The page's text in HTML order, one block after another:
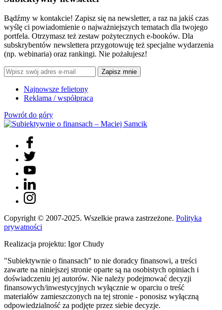
Bądźmy w kontakcie! Zapisz się na newsletter, a raz na jakiś czas
wyślę ci powiadomienie o najważniejszych tematach dla twojego
portfela. Otrzymasz też zestaw pożytecznych e-booków. Dla
subskrybentów newslettera przygotowuję też specjalne wydarzenia
(np. webinaria) oraz rankingi. Nie pożałujesz!
Zapisz mnie
Najnowsze felietony
Reklama / współpraca
Powrót do góry
Copyright © 2007-2025. Wszelkie prawa zastrzeżone. Polityka
prywatności
Realizacja projektu: Igor Chudy
"Subiektywnie o finansach" to nie doradcy finansowi, a treści
zawarte na niniejszej stronie oparte są na osobistych opiniach i
doświadczeniu jej autorów. Nie należy podejmować decyzji
finansowych/inwestycyjnych wyłącznie w oparciu o treść
materiałów zamieszczonych na tej stronie - ponosisz wyłączną
odpowiedzialność za podjęte przez siebie decyzje.